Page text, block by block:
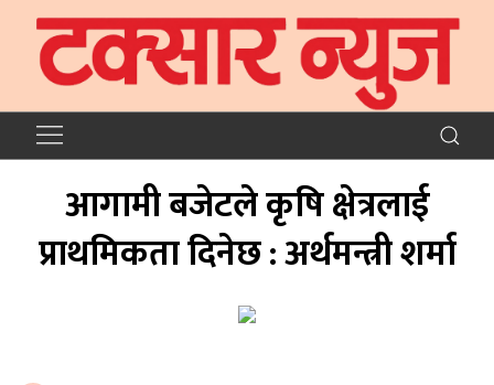
आगामी बजेटले कृषि क्षेत्रलाई
प्राथमिकता दिनेछ : अर्थमन्त्री शर्मा